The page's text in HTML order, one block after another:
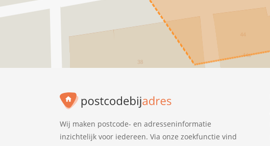
Wij maken postcode- en adresseninformatie
inzichtelijk voor iedereen. Via onze zoekfunctie vind